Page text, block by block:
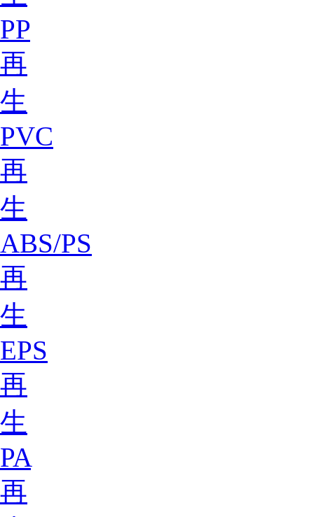
PP
再
生
PVC
再
生
ABS/PS
再
生
EPS
再
生
PA
再